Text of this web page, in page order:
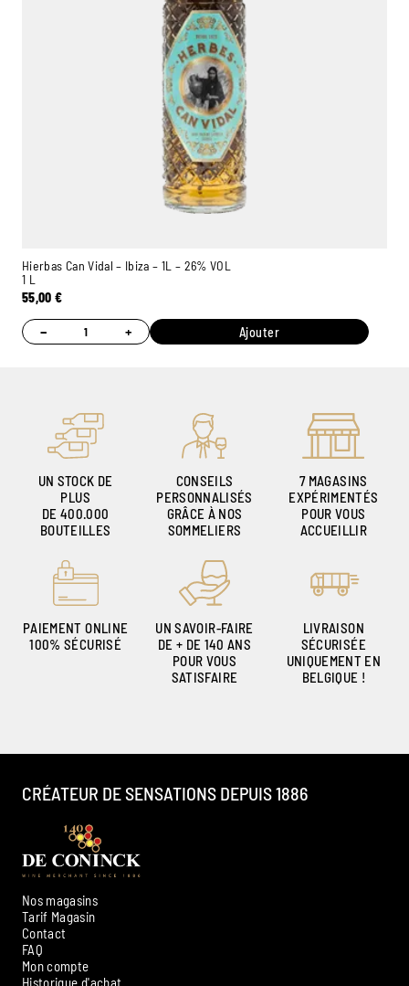
Hierbas Can Vidal – Ibiza – 1L – 26% VOL
1 L
55,00€
− + Ajouter
UN STOCK DE
PLUS
DE 400.000
BOUTEILLES
CONSEILS
PERSONNALISÉS
GRÂCE À NOS
SOMMELIERS
7 MAGASINS
EXPÉRIMENTÉS
POUR VOUS
ACCUEILLIR
PAIEMENT ONLINE
100% SÉCURISÉ
UN SAVOIR-FAIRE
DE + DE 140 ANS
POUR VOUS
SATISFAIRE
LIVRAISON
SÉCURISÉE
UNIQUEMENT EN
BELGIQUE !
Nos magasins
Tarif Magasin
Contact
FAQ
Mon compte
Historique d'achat
CRÉATEUR DE SENSATIONS DEPUIS 1886